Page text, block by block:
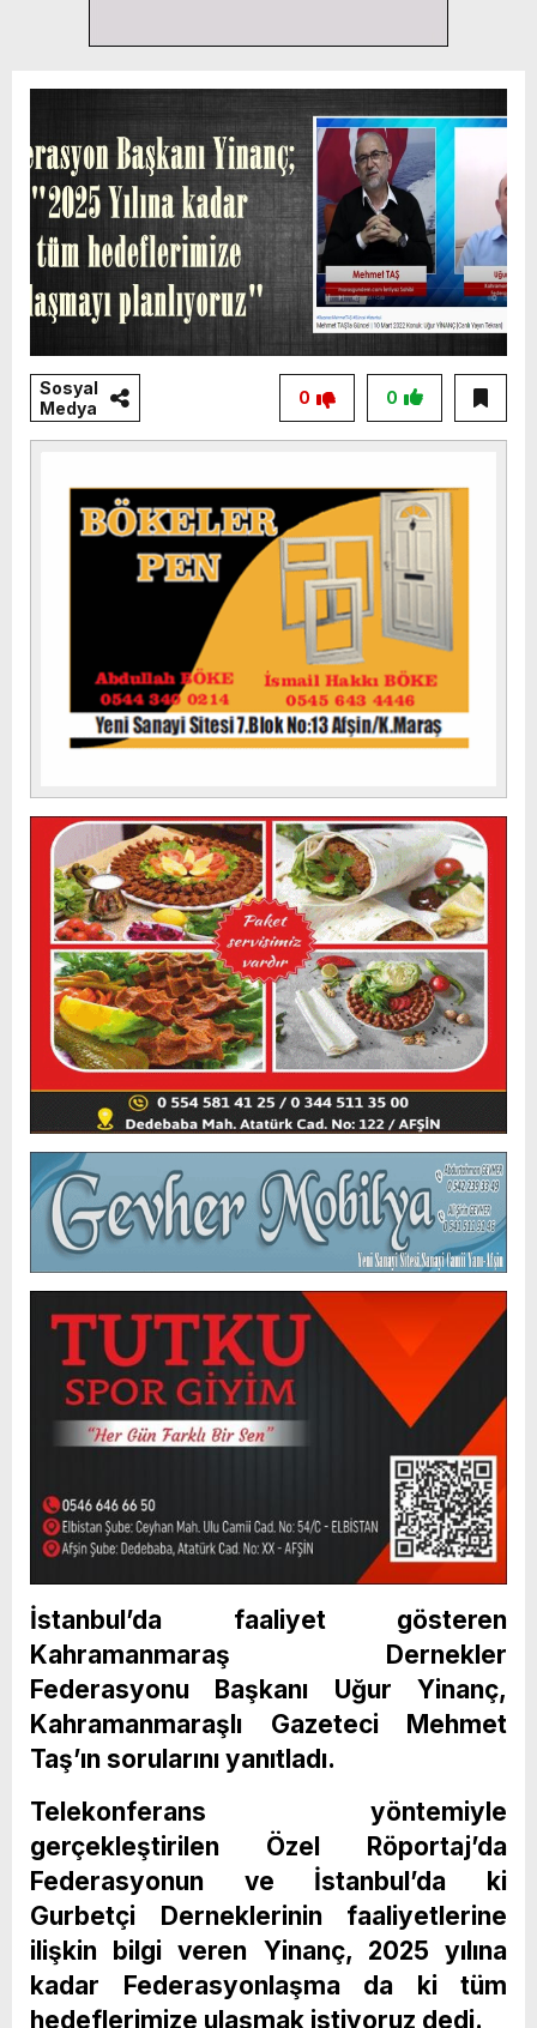
Sosyal
Medya
0
0
İstanbul’da faaliyet gösteren
Kahramanmaraş Dernekler
Federasyonu Başkanı Uğur Yinanç,
Kahramanmaraşlı Gazeteci Mehmet
Taş’ın sorularını yanıtladı.
Telekonferans yöntemiyle
gerçekleştirilen Özel Röportaj’da
Federasyonun ve İstanbul’da ki
Gurbetçi Derneklerinin faaliyetlerine
ilişkin bilgi veren Yinanç, 2025 yılına
kadar Federasyonlaşma da ki tüm
hedeflerimize ulaşmak istiyoruz dedi.